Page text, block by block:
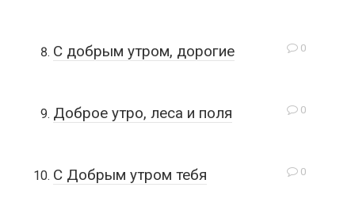
0
С добрым утром, дорогие
0
Доброе утро, леса и поля
0
C Добрым утром тебя